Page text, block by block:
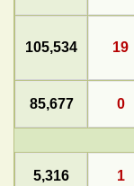
19
105,534
0
85,677
1
5,316